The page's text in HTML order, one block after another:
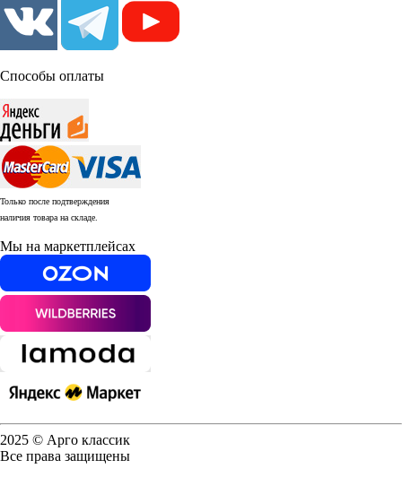
Способы оплаты
Только после подтверждения
наличия товара на складе.
Мы на маркетплейсах
2025 © Арго классик
Все права защищены